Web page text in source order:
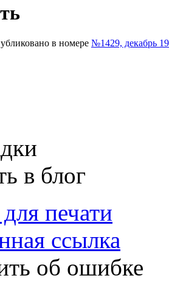
в номере №1429, декабрь
в блог
печати
ссылка
об ошибке